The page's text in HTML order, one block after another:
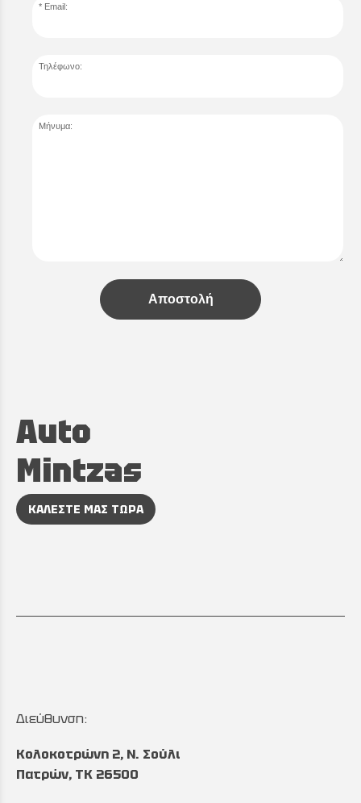
Email:
Τηλέφωνο:
Μήνυμα:
Αποστολή
Auto
Mintzas
ΚΑΛΕΣΤΕ ΜΑΣ ΤΩΡΑ
Διεύθυνση:
Κολοκοτρώνη 2, Ν. Σούλι
Πατρών, TK 26500